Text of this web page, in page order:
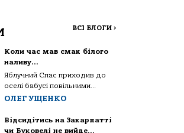
ВСІ БЛОГИ >
Коли час мав смак білого
наливу…
Яблучний Спас приходив до
оселі бабусі повільними...
ОЛЕГ УЩЕНКО
Відсидітись на Закарпатті
чи Буковелі не вийде…